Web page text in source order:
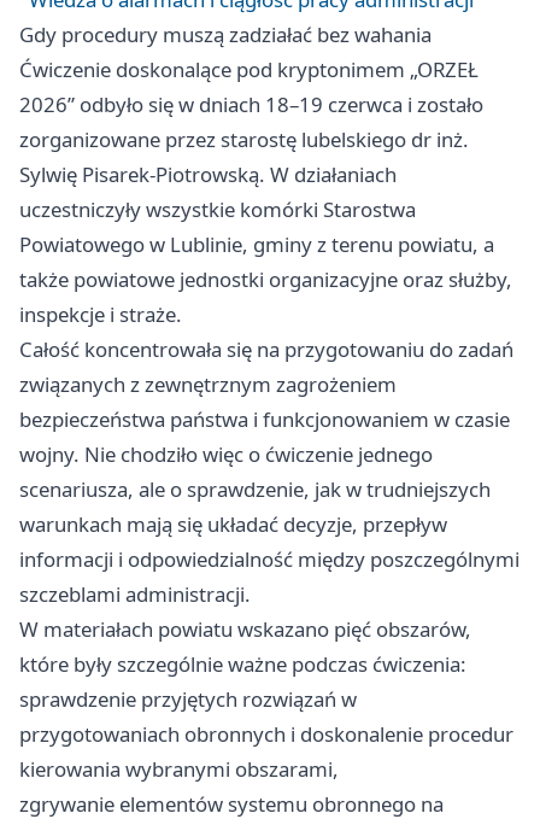
Gdy procedury muszą zadziałać bez wahania
Ćwiczenie doskonalące pod kryptonimem „ORZEŁ
2026” odbyło się w dniach 18–19 czerwca i zostało
zorganizowane przez starostę lubelskiego dr inż.
Sylwię Pisarek-Piotrowską. W działaniach
uczestniczyły wszystkie komórki Starostwa
Powiatowego w Lublinie, gminy z terenu powiatu, a
także powiatowe jednostki organizacyjne oraz służby,
inspekcje i straże.
Całość koncentrowała się na przygotowaniu do zadań
związanych z zewnętrznym zagrożeniem
bezpieczeństwa państwa i funkcjonowaniem w czasie
wojny. Nie chodziło więc o ćwiczenie jednego
scenariusza, ale o sprawdzenie, jak w trudniejszych
warunkach mają się układać decyzje, przepływ
informacji i odpowiedzialność między poszczególnymi
szczeblami administracji.
W materiałach powiatu wskazano pięć obszarów,
które były szczególnie ważne podczas ćwiczenia:
sprawdzenie przyjętych rozwiązań w
przygotowaniach obronnych i doskonalenie procedur
kierowania wybranymi obszarami,
zgrywanie elementów systemu obronnego na